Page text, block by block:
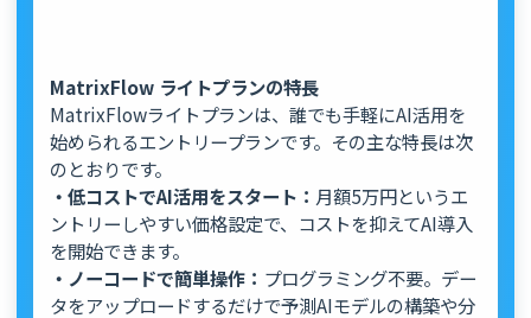
MatrixFlow ライトプランの特長
MatrixFlowライトプランは、誰でも手軽にAI活用を
始められるエントリープランです。その主な特長は次
のとおりです。
・低コストでAI活用をスタート： 月額5万円というエ
ントリーしやすい価格設定で、コストを抑えてAI導入
を開始できます。
・ノーコードで簡単操作： プログラミング不要。デー
タをアップロードするだけで予測AIモデルの構築や分